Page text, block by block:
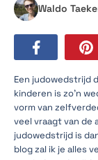
Waldo
Een judowedstrijd
kinderen is zo’n
vorm van
veel vraagt van de
judowedstrijd is
blog zal ik je alles